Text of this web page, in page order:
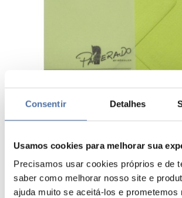
Consentir Detalhes
Usamos cookies para melhorar sua
Precisamos usar cookies próprios e de
saber como melhorar nosso site e
ajuda muito se aceitá-los e prometemos